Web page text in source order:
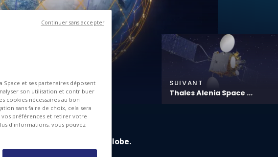
SUIVANT
Thales Alenia Space ...
sur toute la surface du globe.
Space et ses partenaires déposent
son utilisation et contribuer
cookies nécessaires au bon
sans faire de choix, cela sera
préférences et retirer votre
d'informations, vous pouvez
Continuer sans accepter